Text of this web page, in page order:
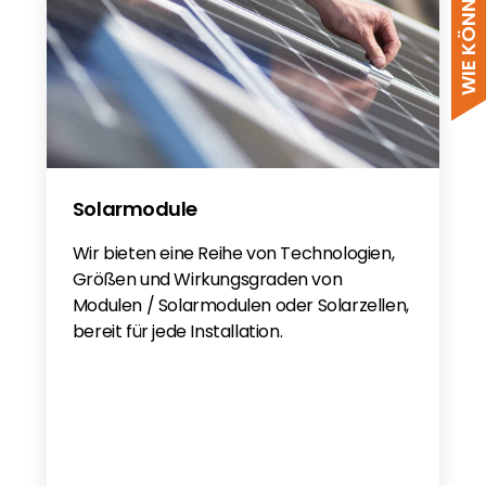
Solarmodule
Wir bieten eine Reihe von Technologien,
Größen und Wirkungsgraden von
Modulen / Solarmodulen oder Solarzellen,
bereit für jede Installation.